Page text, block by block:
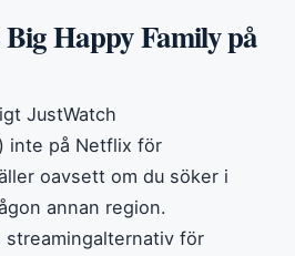
Big Happy Family på
JustWatch
inte på Netflix för
oavsett om du söker i
annan region.
för